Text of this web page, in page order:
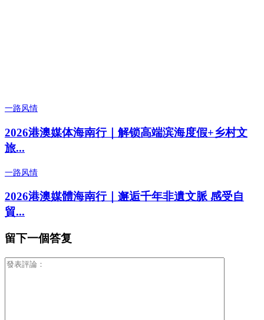
一路风情
2026港澳媒体海南行｜解锁高端滨海度假+乡村文
旅...
一路风情
2026港澳媒體海南行｜邂逅千年非遺文脈 感受自
貿...
留下一個答复